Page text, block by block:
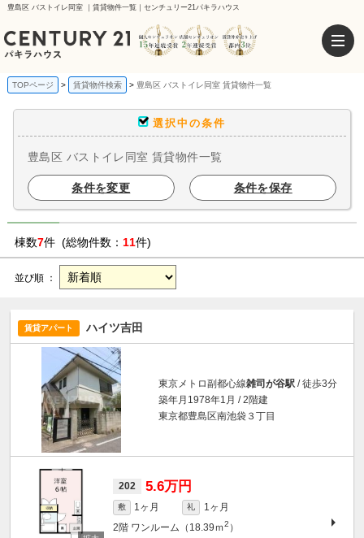
豊島区 バストイレ同室 ｜賃貸物件一覧｜センチュリー21パキラハウス
TOPページ 賃貸物件検索 豊島区 バストイレ同室 賃貸物件一覧
選択中の条件
豊島区 バストイレ同室 賃貸物件一覧
条件を変更 条件を保存
棟数7件 (総物件数： 11件)
並び順 ：
賃貸アパート ハイツ吉田
東京メトロ副都心線雑司が谷駅 / 徒歩3分
築年月1978年1月 / 2階建
東京都豊島区南池袋３丁目
202 5.6万円
敷 1ヶ月 礼
1ヶ月
2階 ワンルーム（18.39ｍ2 ）